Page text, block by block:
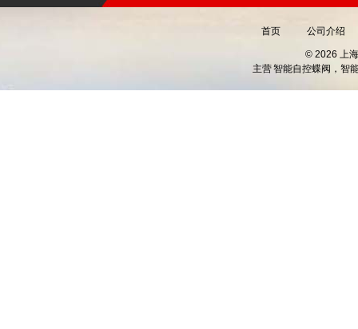
首页 公司介绍
© 2026 上
主营智能自控蝶阀，智